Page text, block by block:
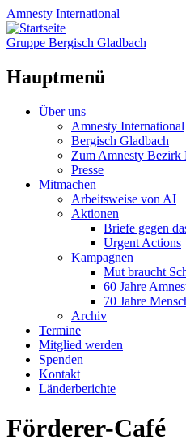
Amnesty International
Gruppe Bergisch Gladbach
Hauptmenü
Zum
Über uns
Amnesty International
Bergisch Gladbach
Zum Amnesty Bezirk
Presse
Mitmachen
Arbeitsweise von AI
Aktionen
Briefe gegen
Urgent Actions
Kampagnen
Mut braucht
60 Jahre
70 Jahre
Archiv
Termine
Mitglied werden
Spenden
Kontakt
Länderberichte
Förderer-Café